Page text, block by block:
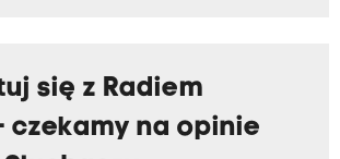
się z Radiem
czekamy na opinie